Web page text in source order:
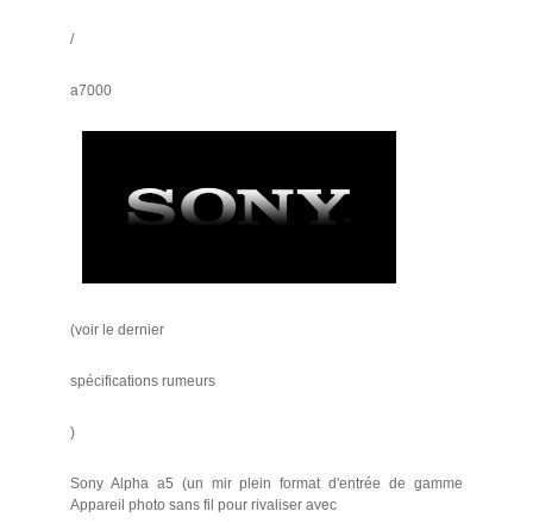
/
a7000
(voir le dernier
spécifications rumeurs
)
Sony Alpha a5 (un mir plein format d'entrée de gamme
Appareil photo sans fil pour rivaliser avec